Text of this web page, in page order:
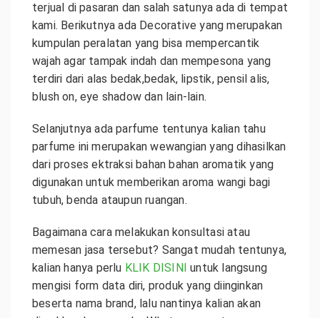
terjual di pasaran dan salah satunya ada di tempat
kami. Berikutnya ada Decorative yang merupakan
kumpulan peralatan yang bisa mempercantik
wajah agar tampak indah dan mempesona yang
terdiri dari alas bedak,bedak, lipstik, pensil alis,
blush on, eye shadow dan lain-lain.
Selanjutnya ada parfume tentunya kalian tahu
parfume ini merupakan wewangian yang dihasilkan
dari proses ektraksi bahan bahan aromatik yang
digunakan untuk memberikan aroma wangi bagi
tubuh, benda ataupun ruangan.
Bagaimana cara melakukan konsultasi atau
memesan jasa tersebut? Sangat mudah tentunya,
kalian hanya perlu KLIK DISINI untuk langsung
mengisi form data diri, produk yang diinginkan
beserta nama brand, lalu nantinya kalian akan